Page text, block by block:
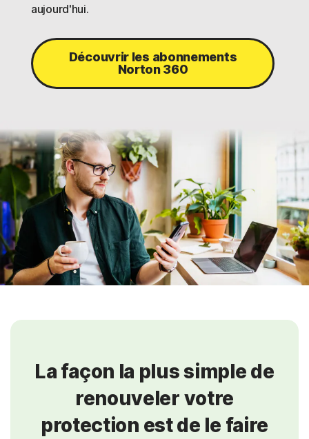
Canada
Connexion
aujourd'hui.
Découvrir les abonnements
Norton 360
La façon la plus simple de
renouveler votre
protection est de le faire